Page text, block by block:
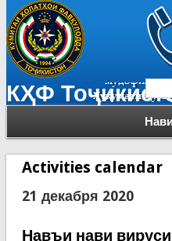
КҲФ
Activities calendar
21 декабря 2020
Навъи нави